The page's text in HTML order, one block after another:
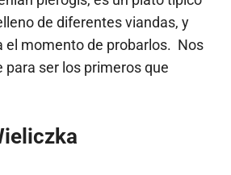
de diferentes viandas, y
el momento de probarlos. Nos
ser los primeros que